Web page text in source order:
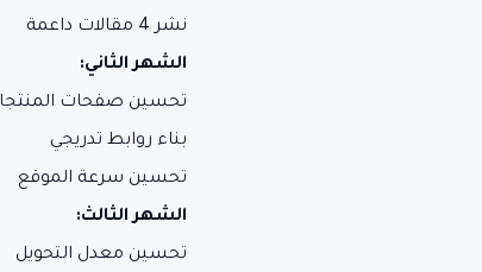
نشر 4 مقالات داعمة
الشهر الثاني:
تحسين صفحات
بناء روابط تدريجي
تحسين سرعة الموقع
الشهر الثالث:
تحسين معدل التحويل